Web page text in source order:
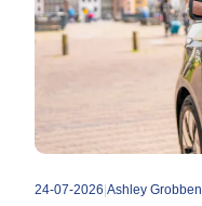
24-07-2026 Ashley Grobben